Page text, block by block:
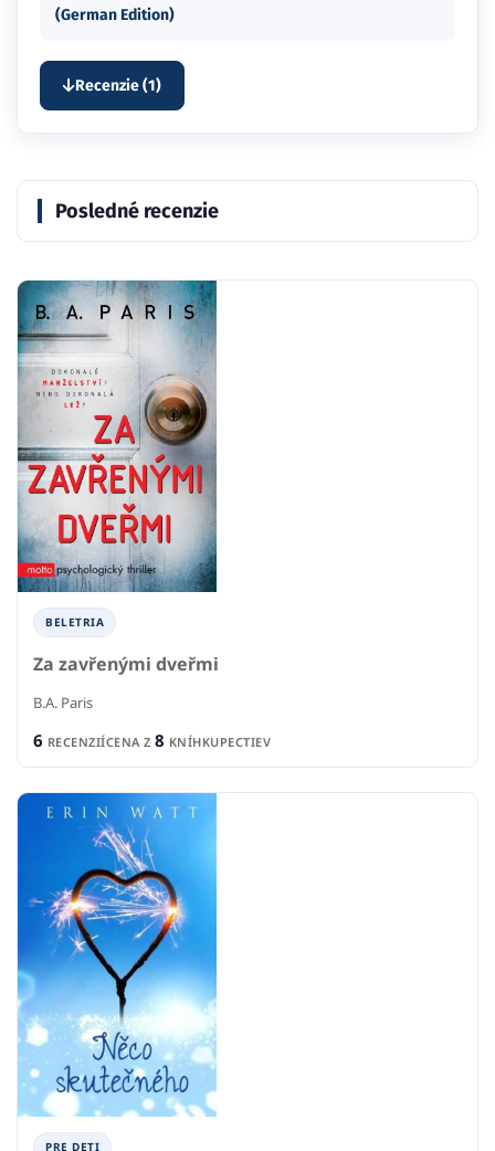
(German Edition)
Recenzie (1)
Posledné recenzie
BELETRIA
Za zavřenými dveřmi
B.A. Paris
6 RECENZIÍCENA Z 8 KNÍHKUPECTIEV
PRE DETI